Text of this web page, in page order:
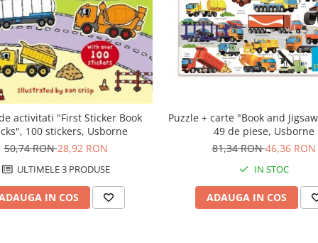
activitati "First Sticker Book
100 stickers, Usborne
50,74 RON28,92 RON
ULTIMELE 3 PRODUSE
IN COS
Puzzle + carte "Book and
49 de piese, Usborne
81,34 RON46,36 RON
IN STOC
ADAUGA IN COS